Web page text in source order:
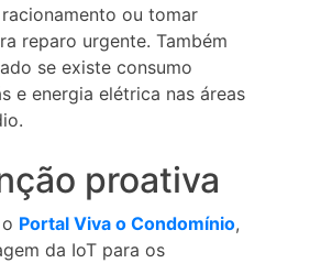
ou tomar
reparo urgente. Também
se existe consumo
e energia elétrica nas áreas
proativa
Portal Viva o Condomínio,
da IoT para os